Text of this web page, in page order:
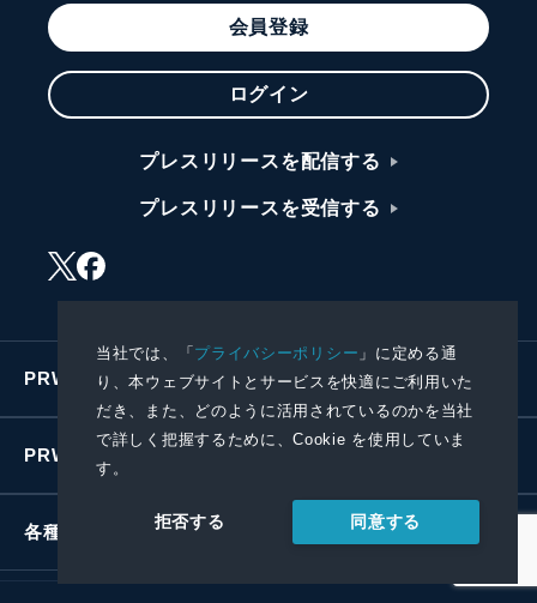
当社では、「プライバシーポリシー 」に定める通
り、本ウェブサイトとサービスを快適にご利用いた
だき、また、どのように活用されているのかを当社
で詳しく把握するために、Cookie を使用していま
す。
拒否する 同意する
会員登録
ログイン
プレスリリースを配信する
プレスリリースを受信する
PRWIREサービス
PRWIREについて
各種お問い合わせ